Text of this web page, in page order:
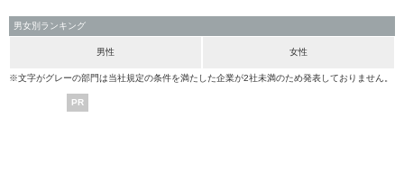
男女別ランキング
男性 女性
※文字がグレーの部門は当社規定の条件を満たした企業が2社未満のため発表しておりません。
PR